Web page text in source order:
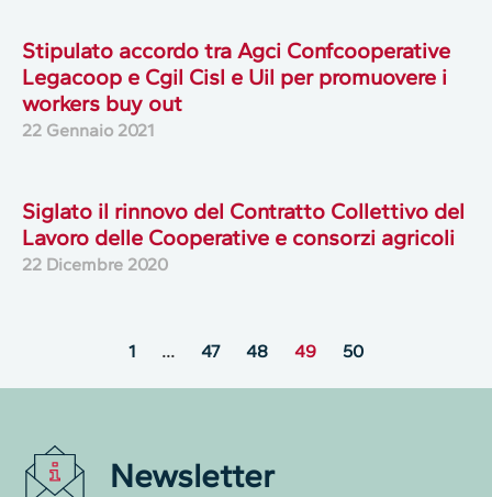
Stipulato accordo tra Agci Confcooperative
Legacoop e Cgil Cisl e Uil per promuovere i
workers buy out
22 Gennaio 2021
Siglato il rinnovo del Contratto Collettivo del
Lavoro delle Cooperative e consorzi agricoli
22 Dicembre 2020
1 … 47 48 49 50
Newsletter